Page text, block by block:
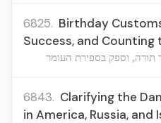
6825. Birthday
Success, and
תורה, וספק בספירת העומר
6843. Clarifying the
in America, Russia, and